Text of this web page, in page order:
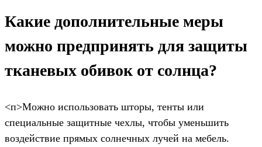
Какие дополнительные меры
можно предпринять для защиты
тканевых обивок от солнца?
<п>Можно использовать шторы, тенты или
специальные защитные чехлы, чтобы уменьшить
воздействие прямых солнечных лучей на мебель.